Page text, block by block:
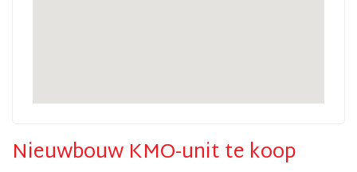
Nieuwbouw KMO-unit te koop